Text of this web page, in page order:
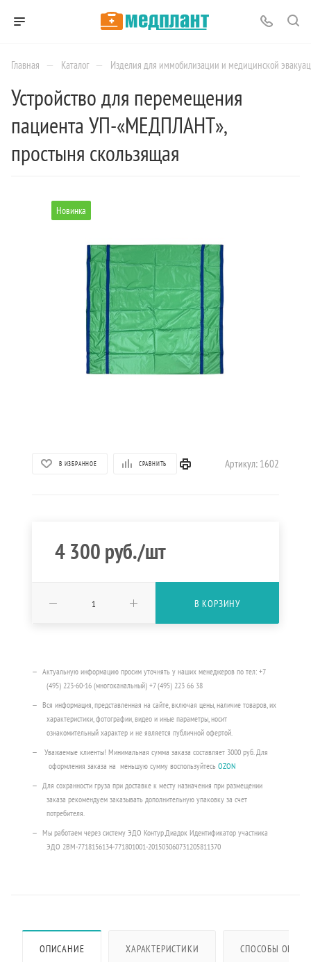
Главная — Каталог — Изделия для иммобилизации и медицинской
Устройство для перемещения
пациента УП-«МЕДПЛАНТ»,
простыня скользящая
Новинка
В ИЗБРАННОЕ СРАВНИТЬ Артикул: 1602
4 300руб./шт
В КОРЗИНУ
Актуальную информацию просим уточнять у наших менеджеров по тел: +7
(495) 223-60-16 (многоканальный) +7 (495) 223 66 38
Вся информация, представленная на сайте, включая цены, наличие товаров, их
характеристики, фотографии, видео и иные параметры, носит
ознакомительный характер и не является публичной офертой.
Уважаемые клиенты! Минимальная сумма заказа составляет 3000 руб. Для
оформления заказа на меньшую сумму воспользуйтесь OZON
Для сохранности груза при доставке к месту назначения при размещении
заказа рекомендуем заказывать дополнительную упаковку за счет
потребителя.
Мы работаем через систему ЭДО Контур.Диадок Идентификатор участника
ЭДО 2BM-7718156134-771801001-201503060731205811370
ОПИСАНИЕ ХАРАКТЕРИСТИКИ СПОСОБЫ